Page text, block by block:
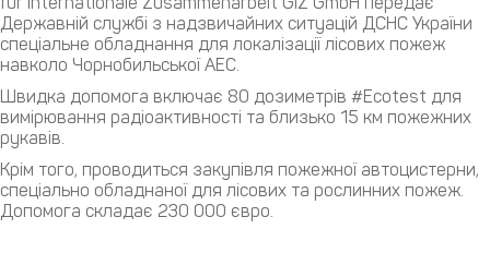
Державній службі з надзвичайних ситуацій ДСНС України
спеціальне обладнання для локалізації лісових пожеж
навколо Чорнобильської АЕС.
Швидка допомога включає 80 дозиметрів #Ecotest для
вимірювання радіоактивності та близько 15 км пожежних
рукавів.
Крім того, проводиться закупівля пожежної автоцистерни,
спеціально обладнаної для лісових та рослинних пожеж.
Допомога складає 230 000 євро.